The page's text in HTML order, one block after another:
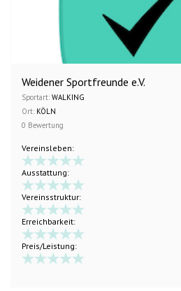
Weidener Sportfreunde e.V.
Sportart: WALKING
Ort: KÖLN
0 Bewertung
Vereinsleben:
Ausstattung:
Vereinsstruktur:
Erreichbarkeit:
Preis/Leistung: